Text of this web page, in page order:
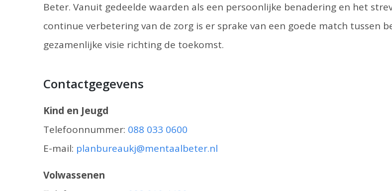
Beter. Vanuit gedeelde waarden als een persoonlijke benadering en het
continue verbetering van de zorg is er sprake van een goede match tussen
gezamenlijke visie richting de toekomst.
Contactgegevens
Kind en Jeugd
Telefoonnummer: 088 033 0600
E-mail: planbureaukj@mentaalbeter.nl
Volwassenen